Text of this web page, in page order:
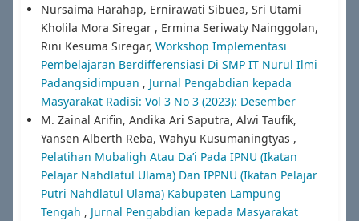
Nursaima Harahap, Ernirawati Sibuea, Sri Utami
Kholila Mora Siregar , Ermina Seriwaty Nainggolan,
Rini Kesuma Siregar, Workshop Implementasi
Pembelajaran Berdifferensiasi Di SMP IT Nurul Ilmi
Padangsidimpuan , Jurnal Pengabdian kepada
Masyarakat Radisi: Vol 3 No 3 (2023): Desember
M. Zainal Arifin, Andika Ari Saputra, Alwi Taufik,
Yansen Alberth Reba, Wahyu Kusumaningtyas ,
Pelatihan Mubaligh Atau Da’i Pada IPNU (Ikatan
Pelajar Nahdlatul Ulama) Dan IPPNU (Ikatan Pelajar
Putri Nahdlatul Ulama) Kabupaten Lampung
Tengah , Jurnal Pengabdian kepada Masyarakat